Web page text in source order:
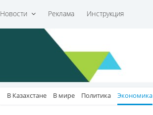
Новости Реклама Инструкция
В Казахстане В мире Политика Экономика